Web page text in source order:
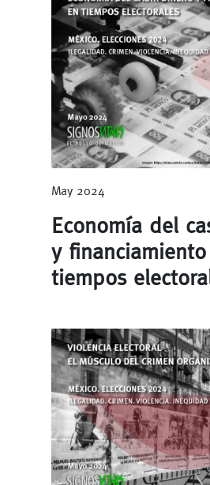
May 2024
Economía del
y
tiempos